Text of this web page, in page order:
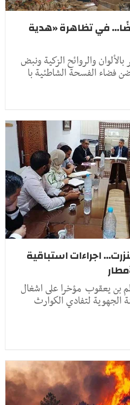
... 30 عارضًا... في تظاهرة «هدية
والروائح الزكية ونبض
فضاء الفسحة الشاطئية با
اجراءات استباقية
بن يعقوب مؤخرا على اشغال
الجهوية لتفادي الكوارث